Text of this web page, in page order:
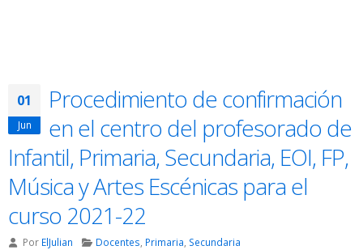
01
Jun
Procedimiento de confirmación
en el centro del profesorado de
Infantil, Primaria, Secundaria, EOI, FP,
Música y Artes Escénicas para el
curso 2021-22
Por ElJulian Docentes Primaria Secundaria